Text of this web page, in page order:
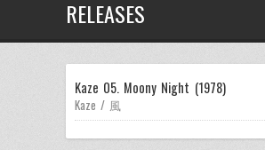
RELEASES
Kaze 05. Moony Night (1978)
Kaze / 風